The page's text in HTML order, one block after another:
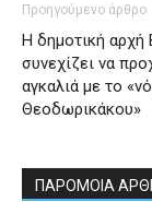
Προηγούμενο άρθρο
Η δημοτική αρχή
συνεχίζει να
αγκαλιά με το
Θεοδωρικάκου»
ΠΑΡΟΜΟΙΑ